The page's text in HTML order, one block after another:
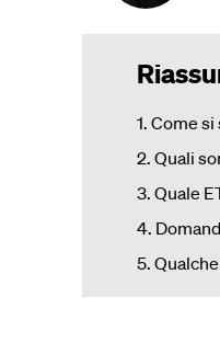
1. Come
2. Quali
3. Quale
4.
5.